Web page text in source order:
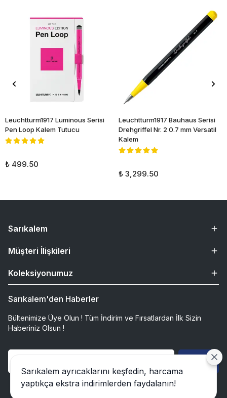
Leuchtturm1917 Luminous Serisi
Pen Loop Kalem Tutucu
₺ 499.50
Leuchtturm1917 Bauhaus Serisi
Drehgriffel Nr. 2 0.7 mm Versatil
Kalem
₺ 3,299.50
Sarıkalem
Müşteri İlişkileri
Koleksiyonumuz
Sarıkalem'den Haberler
Bültenimize Üye Olun ! Tüm İndirim ve Fırsatlardan İlk Sizin
Haberiniz Olsun !
Gönder
Sarıkalem ayrıcaklarını keşfedin, harcama
yaptıkça ekstra indirimlerden faydalanın!